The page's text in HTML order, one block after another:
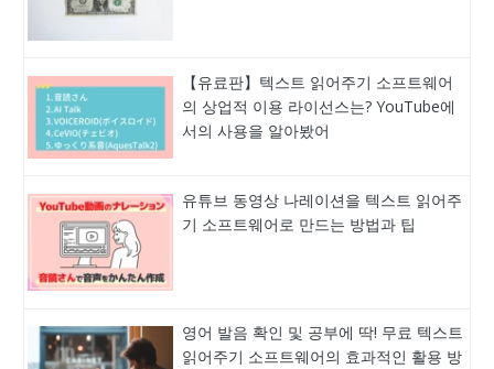
【유료판】텍스트 읽어주기 소프트웨어
의 상업적 이용 라이선스는? YouTube에
서의 사용을 알아봤어
유튜브 동영상 나레이션을 텍스트 읽어주
기 소프트웨어로 만드는 방법과 팁
영어 발음 확인 및 공부에 딱! 무료 텍스트
읽어주기 소프트웨어의 효과적인 활용 방